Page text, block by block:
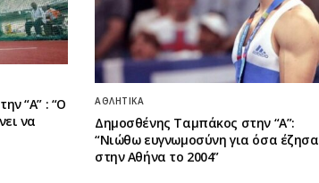
“Α” : “Ο
να
ΑΘΛΗΤΙΚΆ
Δημοσθένης Ταμπάκος στην “A”:
“Νιώθω ευγνωμοσύνη για όσα έζησα
στην Αθήνα το 2004”